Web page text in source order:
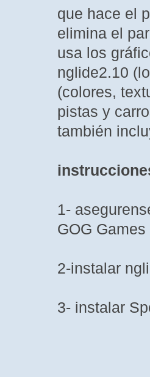
que hace el
elimina el
usa los
nglide2.10
(colores,
pistas y
también
1-
GOG Games
2-instalar
3- instalar